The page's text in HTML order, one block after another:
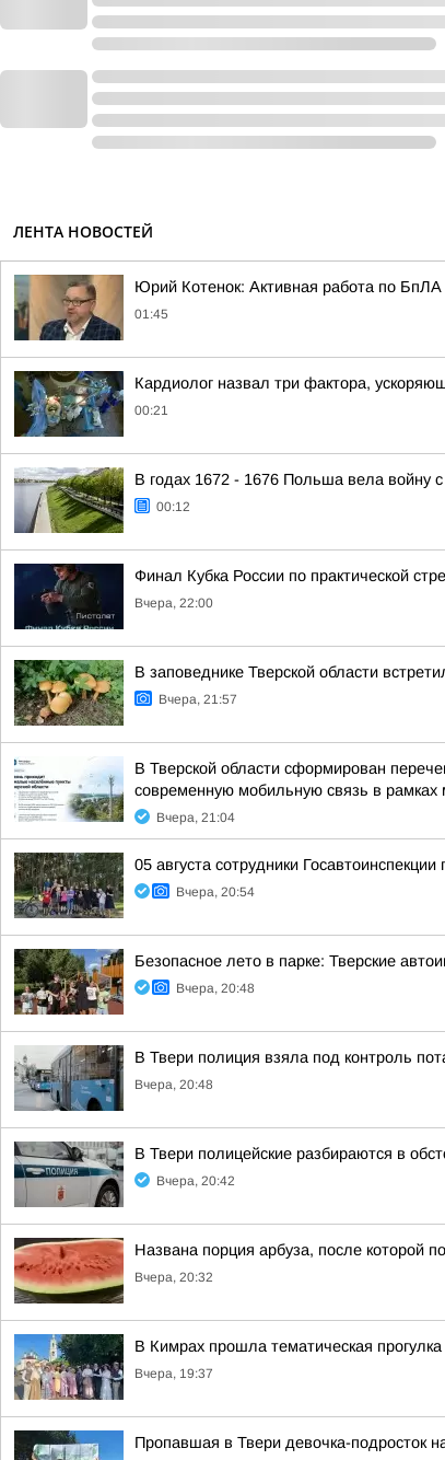
ЛЕНТА НОВОСТЕЙ
Юрий Котенок: Активная работа по
01:45
Кардиолог назвал три фактора,
00:21
В годах 1672 - 1676 Польша вела войну с
00:12
Финал Кубка России по практической
Вчера, 22:00
В заповеднике Тверской области
Вчера, 21:57
В Тверской области сформирован
современную мобильную связь в
Вчера, 21:04
05 августа сотрудники
Вчера, 20:54
Безопасное лето в парке: Тверские
Вчера, 20:48
В Твери полиция взяла под контроль
Вчера, 20:48
В Твери полицейские разбираются в
Вчера, 20:42
Названа порция арбуза, после которой
Вчера, 20:32
В Кимрах прошла тематическая
Вчера, 19:37
Пропавшая в Твери девочка-подросток